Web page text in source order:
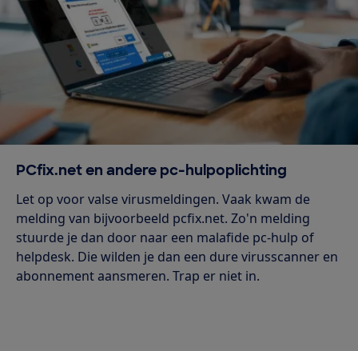
PCfix.net en andere pc-hulpoplichting
Let op voor valse virusmeldingen. Vaak kwam de
melding van bijvoorbeeld pcfix.net. Zo'n melding
stuurde je dan door naar een malafide pc-hulp of
helpdesk. Die wilden je dan een dure virusscanner en
abonnement aansmeren. Trap er niet in.